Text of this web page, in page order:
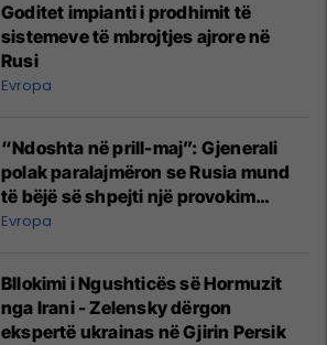
Goditet impianti i prodhimit të
sistemeve të mbrojtjes ajrore në
Rusi
Evropa
“Ndoshta në prill-maj”: Gjenerali
polak paralajmëron se Rusia mund
të bëjë së shpejti një provokim
kundër një vendi të NATO-s
Evropa
Bllokimi i Ngushticës së Hormuzit
nga Irani - Zelensky dërgon
ekspertë ukrainas në Gjirin Persik